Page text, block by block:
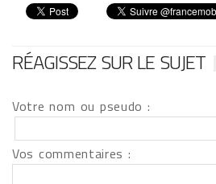
RÉAGISSEZ SUR LE SUJET
Votre nom ou pseudo :
Vos commentaires :